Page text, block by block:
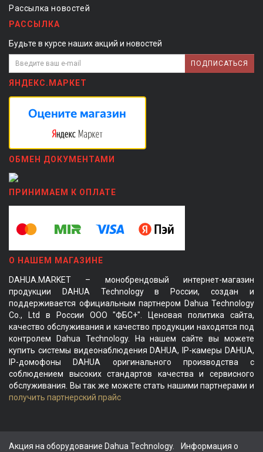
Рассылка новостей
РАССЫЛКА
Будьте в курсе наших акций и новостей
ПОДПИСАТЬСЯ
ЯНДЕКС.МАРКЕТ
ОБМЕН ДОКУМЕНТАМИ
ПРИНИМАЕМ К ОПЛАТЕ
О НАШЕМ МАГАЗИНЕ
DAHUA.MARKET – монобрендовый интернет-магазин
продукции DAHUA Technology в России, создан и
поддерживается официальным партнером Dahua Technology
Co., Ltd в России ООО "ФБС+". Ценовая политика сайта,
качество обслуживания и качество продукции находятся под
контролем Dahua Technology. На нашем сайте вы можете
купить системы видеонаблюдения DAHUA, IP-камеры DAHUA,
IP-домофоны DAHUA оригинального производства с
соблюдением высоких стандартов качества и сервисного
обслуживания. Вы так же можете стать нашими партнерами и
получить партнерский прайс
Акция на оборудование Dahua Technology. Информация о